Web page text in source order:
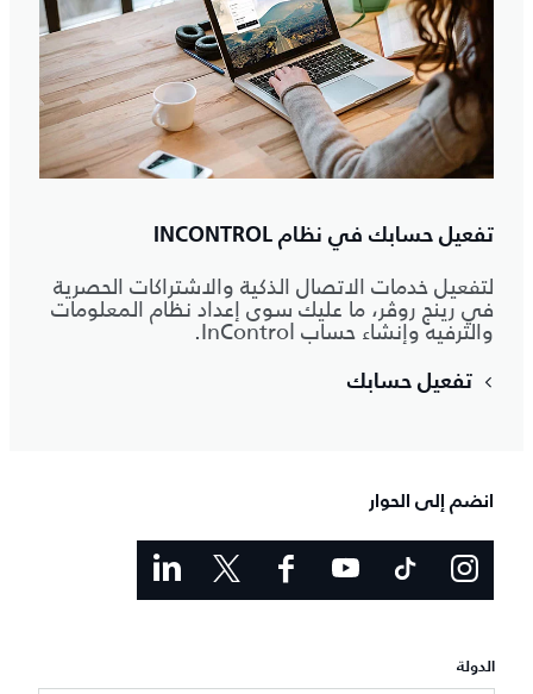
تفعيل حسابك في نظام INCONTROL
لتفعيل خدمات الاتصال الذكية والاشتراكات الحصرية
في رينج روڤر، ما عليك سوى إعداد نظام المعلومات
والترفيه وإنشاء حساب InControl.
تفعيل حسابك
انضم إلى الحوار
الدولة